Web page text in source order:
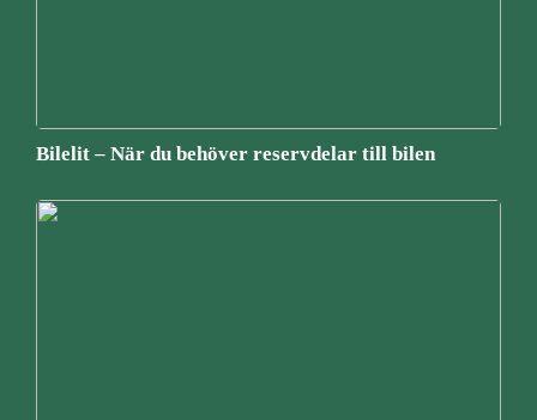
Bilelit – När du behöver reservdelar till bilen